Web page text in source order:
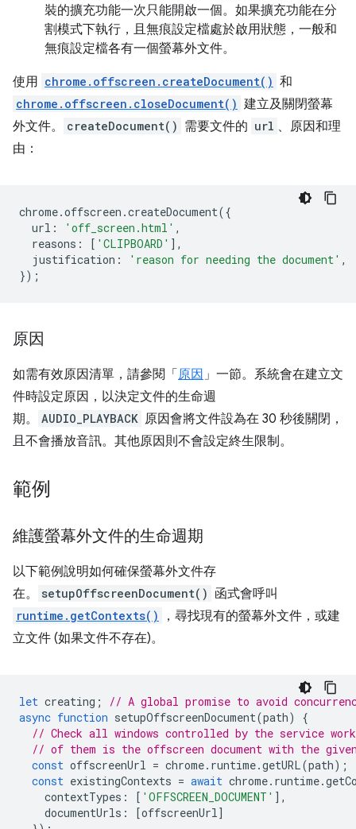
裝的擴充功能一次只能開啟一個。如果擴充功能在分
割模式下執行，且無痕設定檔處於啟用狀態，一般和
無痕設定檔各有一個螢幕外文件。
使用 chrome.offscreen.createDocument() 和
chrome.offscreen.closeDocument() 建立及關閉螢幕
外文件。
createDocument() 需要文件的 url 、原因和理
由：
chrome.offscreen .createDocument({
url : 'off_screen.html' ,
reasons : [ 'CLIPBOARD' ],
justification : 'reason for needing the document' ,
});
原因
如需有效原因清單，請參閱「 原因 」一節。系統會在建立文
件時設定原因，以決定文件的生命週
期。
AUDIO_PLAYBACK 原因會將文件設為在 30 秒後關閉，
且不會播放音訊。其他原因則不會設定終生限制。
範例
維護螢幕外文件的生命週期
以下範例說明如何確保螢幕外文件存
在。
setupOffscreenDocument() 函式會呼叫
runtime.getContexts()
，尋找現有的螢幕外文件，或建
立文件 (如果文件不存在)。
let creating ;
// A global promise to avoid
async function setupOffscreenDocument(path)
{
// Check all windows controlled by the service
// of them is the offscreen document with the
const offscreenUrl = chrome. runtime.getURL(path);
const existingContexts = await chrome. runtime.
contextTypes : [ 'OFFSCREEN_DOCUMENT' ],
documentUrls : [offscreenUrl]